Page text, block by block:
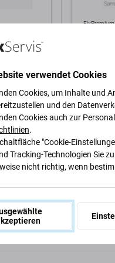
Glas
FixPremium
8,69 €
AUF
Beschreibung und
verwendet Cookies
Cookies, um Inhalte und
und den
Cookies auch zur
.
"Cookie-
Tracking-Technologien Sie
nicht richtig, wenn